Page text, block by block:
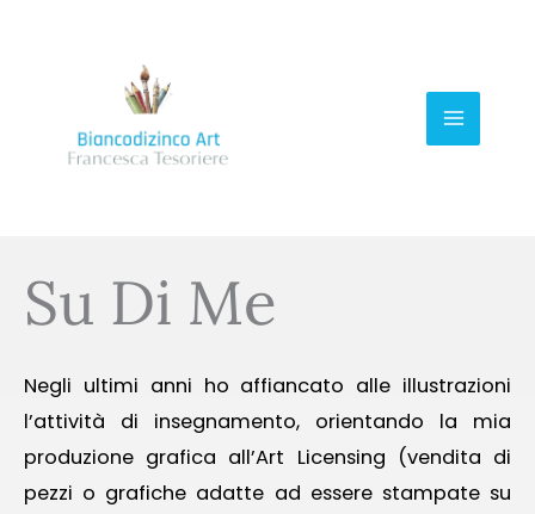
contenuto
Su Di Me
Negli ultimi anni ho affiancato alle illustrazioni
l’attività di insegnamento, orientando la mia
produzione grafica all’Art Licensing (vendita di
pezzi o grafiche adatte ad essere stampate su